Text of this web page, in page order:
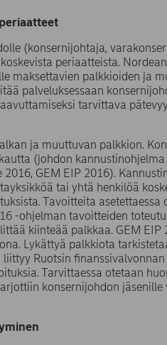
(konsernijohtaja,
periaatteista.
maksettavien palkkioiden ja
palveluksessaan
tarvittava
ja muuttuvan palkkion.
(johdon
GEM EIP 2016).
tai yhtä henkilöä
Tavoitteita
-ohjelman tavoitteiden
kiinteää palkkaa. GEM
Lykättyä palkkiota
Ruotsin
Tarvittaessa otetaan
konsernijohdon jäsenille